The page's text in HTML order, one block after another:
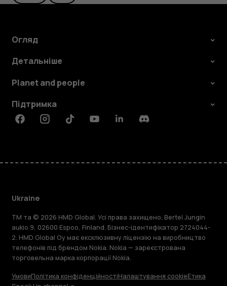
Огляд
Детальніше
Planet and people
Підтримка
FacebookInstagramTiktokYoutubeLinkedinDiscord
Ukraine
TM та © 2026 HMD Global. Усі права захищено. Bertel Jungin
aukio 9, 02600 Espoo, Finland. Бізнес-ідентифікатор 2724044-
2. HMD Global Oy має ексклюзивну ліцензію на виробництво
телефонів під брендом Nokia. Nokia — зареєстрована
торговельна марка корпорації Nokia.
УмовиПолітика конфіденційностіНалаштування cookieЕтика